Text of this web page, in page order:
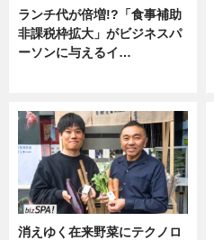
ランチ代が倍増!?「食事補助
非課税枠拡大」がビジネスパ
ーソンに与えるイ…
消えゆく在来野菜にテクノロ